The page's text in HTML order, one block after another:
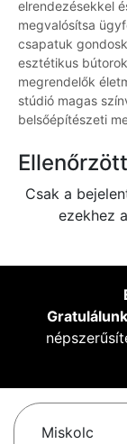
elrendezésekkel
megvalósítsa
csapatuk
esztétikus
megrendelők
stúdió magas
belsőépítészeti
Csak a
ezekhez
Miskolc